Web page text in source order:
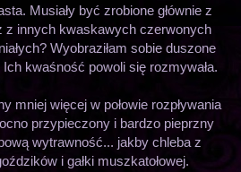
Musiały być zrobione głównie z
z innych kwaskawych czerwonych
Wyobraziłam sobie duszone
Ich kwaśność powoli się rozmywała.
mniej więcej w połowie rozpływania
przypieczony i bardzo pieprzny
wytrawność... jakby chleba z
i gałki muszkatołowej.